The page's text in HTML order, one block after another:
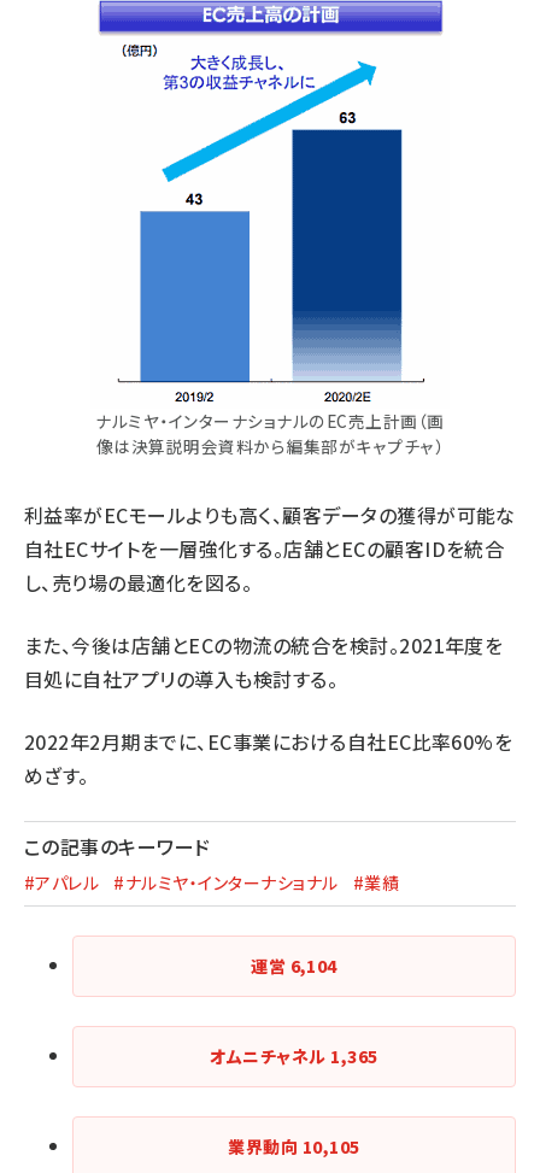
ナルミヤ・インターナショナルのEC売上計画（画
像は決算説明会資料から編集部がキャプチャ）
利益率がECモールよりも高く、顧客データの獲得が可能な
自社ECサイトを一層強化する。店舗とECの顧客IDを統合
し、売り場の最適化を図る。
また、今後は店舗とECの物流の統合を検討。2021年度を
目処に自社アプリの導入も検討する。
2022年2月期までに、EC事業における自社EC比率60%を
めざす。
この記事のキーワード
#アパレル #ナルミヤ・インターナショナル #業績
運営 6,104
オムニチャネル 1,365
業界動向 10,105